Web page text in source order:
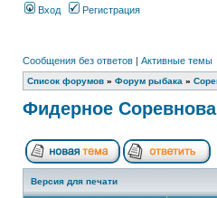
Вход Регистрация
Сообщения без ответов | Активные темы
Список форумов » Форум рыбака »
Фидерное
Версия для печати